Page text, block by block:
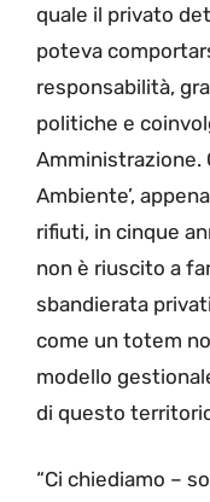
quale il privato
poteva
responsabilità,
politiche e
Amministrazione.
Ambiente’,
rifiuti, in cinque
non è riuscito a
sbandierata
come un totem
modello
di questo
“Ci chiediamo –